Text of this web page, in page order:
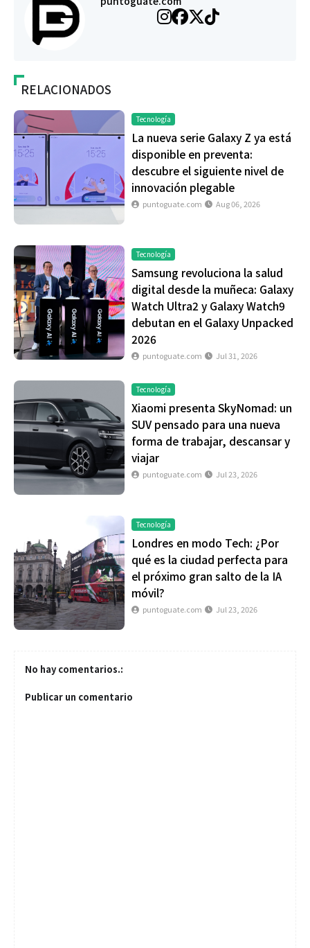
RELACIONADOS
Tecnología
La nueva serie Galaxy Z ya está
disponible en preventa:
descubre el siguiente nivel de
innovación plegable
puntoguate.com Aug 06, 2026
Tecnología
Samsung revoluciona la salud
digital desde la muñeca: Galaxy
Watch Ultra2 y Galaxy Watch9
debutan en el Galaxy Unpacked
2026
puntoguate.com Jul 31, 2026
Tecnología
Xiaomi presenta SkyNomad: un
SUV pensado para una nueva
forma de trabajar, descansar y
viajar
puntoguate.com Jul 23, 2026
Tecnología
Londres en modo Tech: ¿Por
qué es la ciudad perfecta para
el próximo gran salto de la IA
móvil?
puntoguate.com Jul 23, 2026
No hay comentarios.:
Publicar un comentario